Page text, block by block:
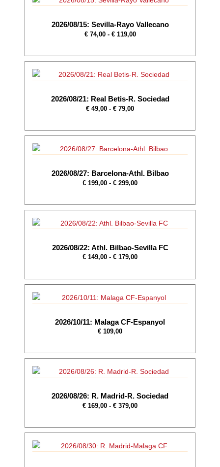
2026/08/15: Sevilla-Rayo Vallecano
€74,00 - €119,00
2026/08/21: Real Betis-R. Sociedad
€ 49,00 - € 79,00
2026/08/27: Barcelona-Athl. Bilbao
€ 199,00 - € 299,00
2026/08/22: Athl. Bilbao-Sevilla FC
€ 149,00 - € 179,00
2026/10/11: Malaga CF-Espanyol
€ 109,00
2026/08/26: R. Madrid-R. Sociedad
€ 169,00 - € 379,00